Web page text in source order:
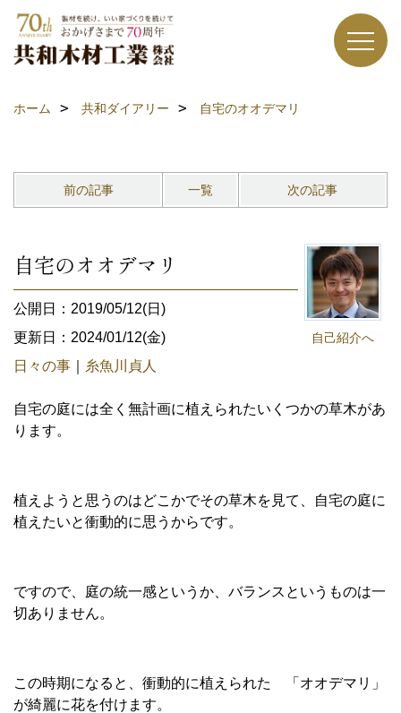
ホーム 共和ダイアリー 自宅のオオデマリ
前の記事 一覧 次の記事
自己紹介へ
自宅のオオデマリ
公開日：2019/05/12(日)
更新日：2024/01/12(金)
日々の事
糸魚川貞人
自宅の庭には全く無計画に植えられたいくつかの草木があ
ります。
植えようと思うのはどこかでその草木を見て、自宅の庭に
植えたいと衝動的に思うからです。
ですので、庭の統一感というか、バランスというものは一
切ありません。
この時期になると、衝動的に植えられた 「オオデマリ」
が綺麗に花を付けます。